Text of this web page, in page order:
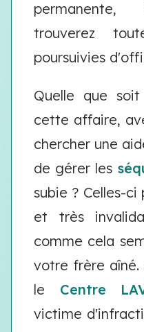
permanente,
trouverez
poursuivies
Quelle que
cette affaire,
chercher une
de gérer les
subie ? Celles-
et très
comme cela
votre frère aîné.
le Centre
victime